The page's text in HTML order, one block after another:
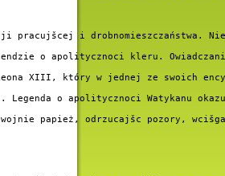
i drobnomieszczaństwa.
o apolitycznoci kleru.
XIII, który w jednej ze swoich
o apolitycznoci Watykanu
papież, odrzucajšc pozory,